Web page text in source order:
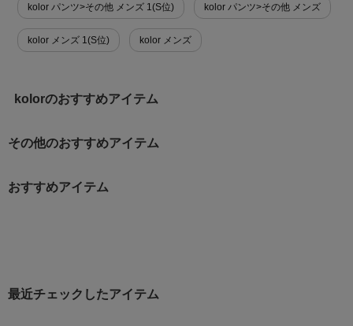
kolor パンツ>その他 メンズ 1(S位) kolor パンツ>その他 メンズ
kolor メンズ 1(S位) kolor メンズ
kolorのおすすめアイテム
その他のおすすめアイテム
おすすめアイテム
最近チェックしたアイテム